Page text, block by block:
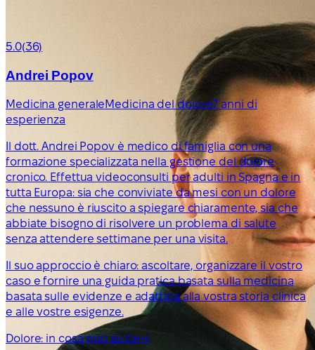
5.0(36)
Andrei Popov
Medicina generaleMedicina del dolore7 anni di
esperienza
Il dott. Andrei Popov è medico di famiglia con una
formazione specializzata nella gestione del dolore
cronico. Effettua videoconsulti per adulti in Spagna e in
tutta Europa: sia che conviviate da mesi con un dolore
che nessuno è riuscito a spiegare chiaramente, sia che
abbiate bisogno di risolvere un problema di salute
senza attendere settimane per una visita.
Il suo approccio è chiaro: ascoltare, organizzare il vostro
caso e fornire una guida pratica basata sulla medicina
basata sulle evidenze e adattata alla vostra storia clinica
e alle vostre esigenze.
Dolore: in cosa può aiutarvi